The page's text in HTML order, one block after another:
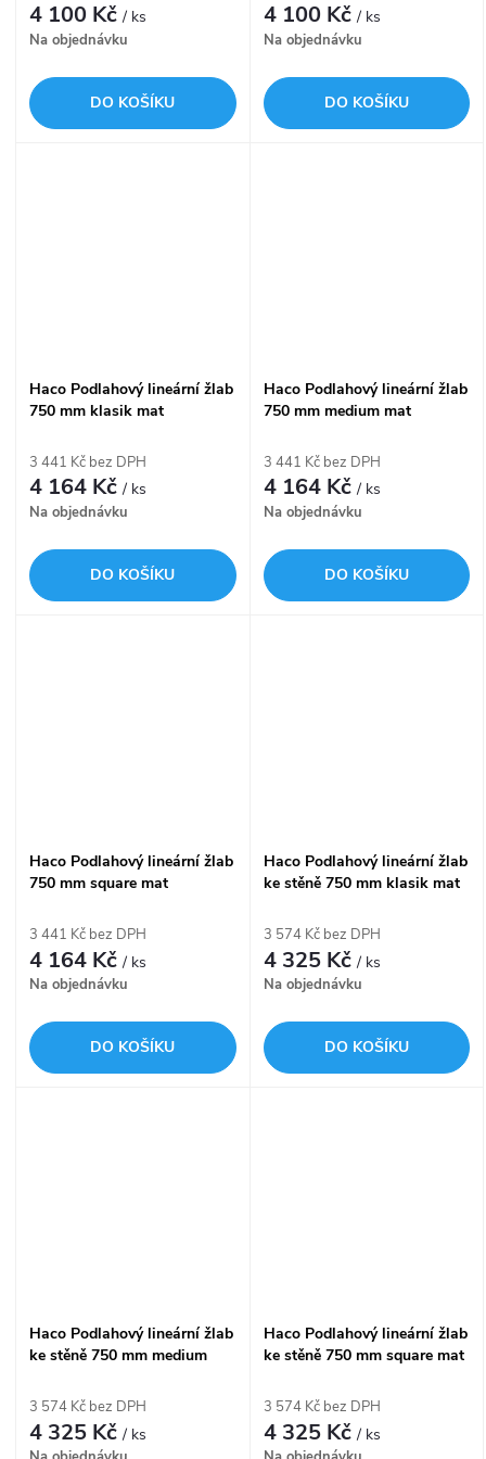
4 100 Kč/ ks
Na objednávku
DO KOŠÍKU
4 100 Kč/ ks
Na objednávku
DO KOŠÍKU
Haco Podlahový lineární žlab
750 mm klasik mat
3 441 Kč bez DPH
4 164 Kč/ ks
Na objednávku
DO KOŠÍKU
Haco Podlahový lineární žlab
750 mm medium mat
3 441 Kč bez DPH
4 164 Kč/ ks
Na objednávku
DO KOŠÍKU
Haco Podlahový lineární žlab
750 mm square mat
3 441 Kč bez DPH
4 164 Kč/ ks
Na objednávku
DO KOŠÍKU
Haco Podlahový lineární žlab
ke stěně 750 mm klasik mat
3 574 Kč bez DPH
4 325 Kč/ ks
Na objednávku
DO KOŠÍKU
Haco Podlahový lineární žlab
ke stěně 750 mm medium
3 574 Kč bez DPH
4 325 Kč/ ks
Haco Podlahový lineární žlab
ke stěně 750 mm square mat
3 574 Kč bez DPH
4 325 Kč/ ks